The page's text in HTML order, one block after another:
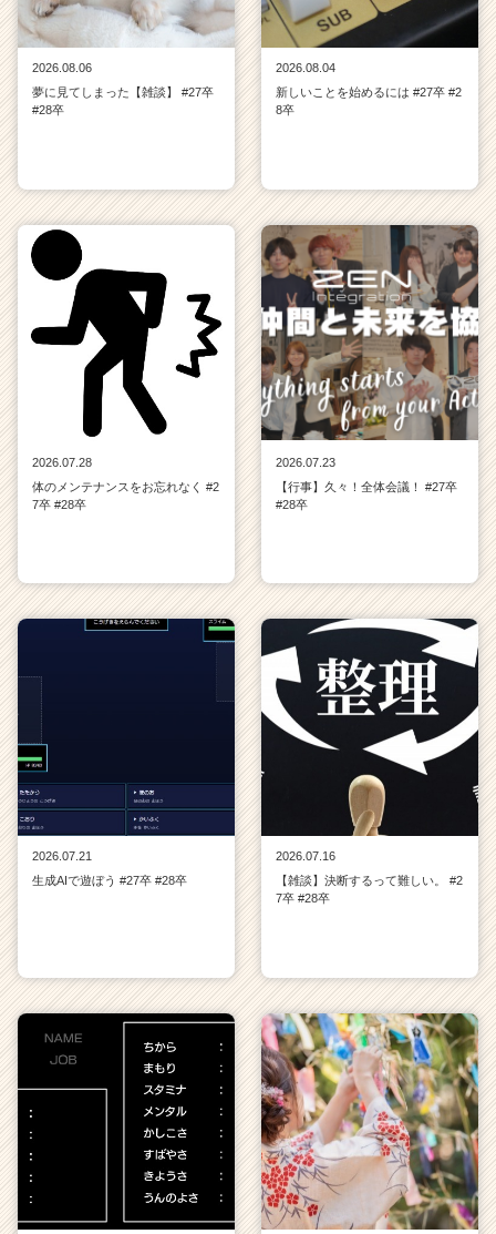
2026.08.06
夢に見てしまった【雑談】 #27卒
#28卒
2026.08.04
新しいことを始めるには #27卒 #2
8卒
2026.07.28
体のメンテナンスをお忘れなく #2
7卒 #28卒
2026.07.23
【行事】久々！全体会議！ #27卒
#28卒
2026.07.21
生成AIで遊ぼう #27卒 #28卒
2026.07.16
【雑談】決断するって難しい。 #2
7卒 #28卒